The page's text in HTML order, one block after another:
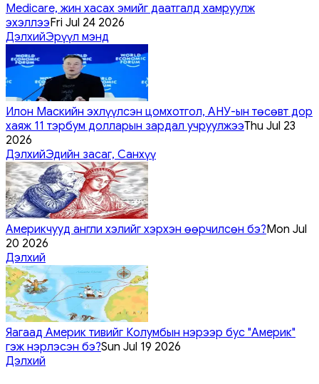
Medicare, жин хасах эмийг даатгалд хамруулж
эхэллээFri Jul 24 2026
ДэлхийЭрүүл мэнд
Илон Маскийн эхлүүлсэн цомхотгол, АНУ-ын төсөвт дор
хаяж 11 тэрбум долларын зардал учруулжээThu Jul 23
2026
ДэлхийЭдийн засаг, Санхүү
Америкчууд англи хэлийг хэрхэн өөрчилсөн бэ?Mon Jul
20 2026
Дэлхий
Яагаад Америк тивийг Колумбын нэрээр бус "Америк"
гэж нэрлэсэн бэ?Sun Jul 19 2026
Дэлхий